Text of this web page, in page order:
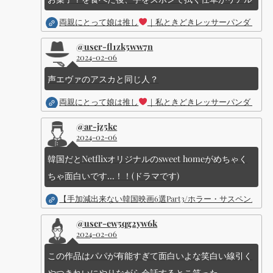
両親にとって娘は推し ｜私ときどきレッサーパンダ ｜
@user-fl1zk5ww7n
2024-02-06
声エヴァのアスカと同じ人？
両親にとって娘は推し ｜私ときどきレッサーパンダ ｜
@ar-jz5kc
2024-02-06
韓国だとNetflixオリジナルのsweet homeがめちゃく
ちゃ面白いです...！！(ドラマです)
【手加減出来ない韓国映画6選Part3/ホラー・サスペンス
@user-ew5qg2yw6k
2024-02-06
この作品はパパが有能すぎて面白いよな笑白い線引く